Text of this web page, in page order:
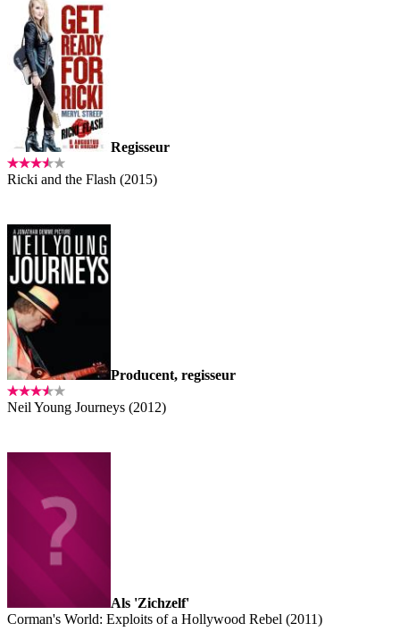
Regisseur
Ricki and the Flash (2015)
Producent, regisseur
Neil Young Journeys (2012)
Als 'Zichzelf'
Corman's World: Exploits of a Hollywood Rebel (2011)